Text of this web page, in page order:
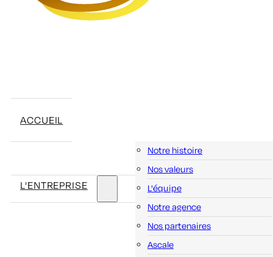
ACCUEIL
L'ENTREPRISE
Notre histoire
Nos valeurs
L'équipe
Notre agence
Nos partenaires
Ascale